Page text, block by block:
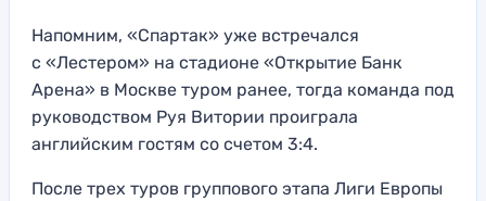
Напомним, «Спартак» уже встречался
с «Лестером» на стадионе «Открытие Банк
Арена» в Москве туром ранее, тогда команда под
руководством Руя Витории проиграла
английским гостям со счетом 3:4.
После трех туров группового этапа Лиги Европы